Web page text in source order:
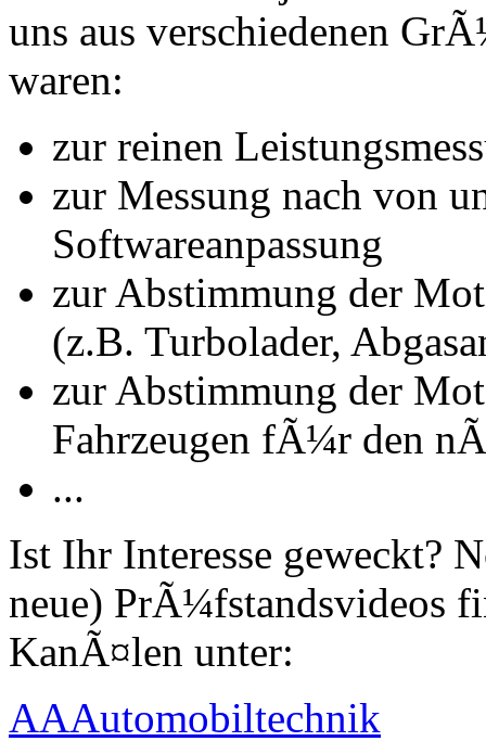
uns aus verschiedenen
waren:
zur reinen
zur Messung nach von
Softwareanpassung
zur Abstimmung der
(z.B. Turbolader,
zur Abstimmung der
Fahrzeugen fÃ¼r den
...
Ist Ihr Interesse geweckt?
neue) PrÃ¼fstandsvideos
KanÃ¤len unter:
AAAutomobiltechnik